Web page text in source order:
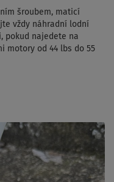
šroubem, maticí
vždy náhradní lodní
pokud najedete na
motory od 44 lbs do 55